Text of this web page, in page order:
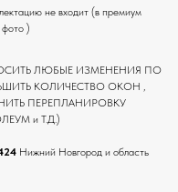
не входит (в премиум
)
ЛЮБЫЕ ИЗМЕНЕНИЯ ПО
КОЛИЧЕСТВО ОКОН ,
ПЕРЕПЛАНИРОВКУ
и Т.Д.)
Нижний Новгород и область